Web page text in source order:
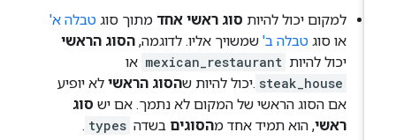
למקום יכול להיותסוג ראשי אחדמתוך סוגטבלה א'
או סוגטבלה ב'שמשויך אליו. לדוגמה,הסוג הראשי
יכול להיות mexican_restaurant או
steak_house .יכול להיות שהסוג הראשילא יופיע
אם הסוג הראשי של המקום לא נתמך. אם ישסוג
ראשי, הוא תמיד אחד מהסוגיםבשדה types
.